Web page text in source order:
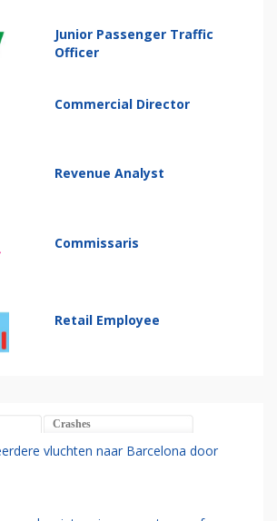
Junior Passenger Traffic
Officer
Commercial Director
Revenue Analyst
Commissaris
Retail Employee
Crashes
vluchten naar Barcelona door